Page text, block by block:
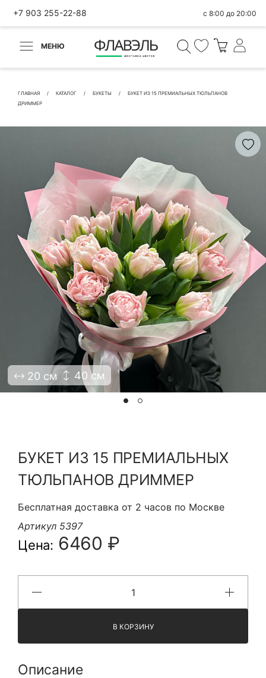
+7 903 255-22-88 с 8:00 до 20:00
МЕНЮ
ГЛАВНАЯ КАТАЛОГ БУКЕТЫ
БУКЕТ ИЗ 15 ПРЕМИАЛЬНЫХ ТЮЛЬПАНОВ
ДРИММЕР
20 см 40 см
БУКЕТ ИЗ 15 ПРЕМИАЛЬНЫХ
ТЮЛЬПАНОВ ДРИММЕР
Бесплатная доставка от 2 часов по Москве
Артикул 5397
Цена: 6460 ₽
В КОРЗИНУ
Описание
ВЕРНУТЬСЯ
Быстрая покупка
КОНТАКТНЫЕ ДАННЫЕ
БЫСТРАЯ ПОКУПКА
Я принимаю Политику конфиденциальности и
Правила использования сайта ФЛАВЭЛЬ. Мы не
продаем ваши данные и храним их в безопасности